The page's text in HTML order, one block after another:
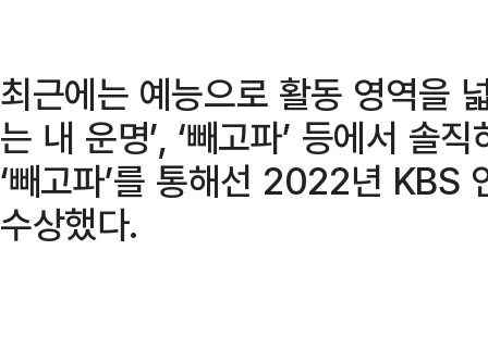
최근에는 예능으로 활동 영역을
는 내 운명’, ‘빼고파’ 등에서 솔
‘빼고파’를 통해선 2022년 KBS
수상했다.